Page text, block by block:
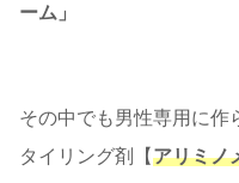
ーム」
その中でも男性専用に作
タイリング剤【アリミノ